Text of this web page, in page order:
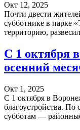
Окт 12, 2025
Почти двести
субботнике в парке
территорию,
С 1 октября
осенний
Окт 1, 2025
С 1 октября в
благоустройства. По
субботам —